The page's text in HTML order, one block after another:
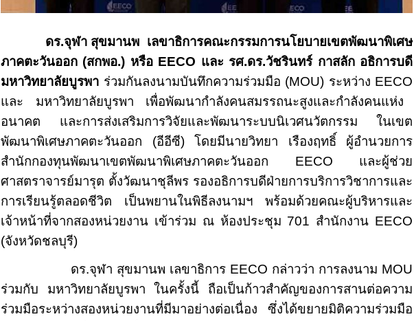
ดร.จุฬา สุขมานพ เลขาธิการคณะกรรมการนโยบายเขตพัฒนาพิเศษ
ภาคตะวันออก (สกพอ.) หรือ EECO และ รศ.ดร.วัชรินทร์ กาสลัก อธิการบดี
มหาวิทยาลัยบูรพา ร่วมกันลงนามบันทึกความร่วมมือ (MOU) ระหว่าง EECO
และ มหาวิทยาลัยบูรพา เพื่อพัฒนากำลังคนสมรรถนะสูงและกำลังคนแห่ง
อนาคต และการส่งเสริมการวิจัยและพัฒนาระบบนิเวศนวัตกรรม ในเขต
พัฒนาพิเศษภาคตะวันออก (อีอีซี) โดยมีนายวิทยา เรืองฤทธิ์ ผู้อำนวยการ
สำนักกองทุนพัฒนาเขตพัฒนาพิเศษภาคตะวันออก EECO และผู้ช่วย
ศาสตราจารย์มารุต ตั้งวัฒนาชุลีพร รองอธิการบดีฝ่ายการบริการวิชาการและ
การเรียนรู้ตลอดชีวิต เป็นพยานในพิธีลงนามฯ พร้อมด้วยคณะผู้บริหารและ
เจ้าหน้าที่จากสองหน่วยงาน เข้าร่วม ณ ห้องประชุม 701 สำนักงาน EECO
(จังหวัดชลบุรี)
ดร.จุฬา สุขมานพ เลขาธิการ EECO กล่าวว่า การลงนาม MOU
ร่วมกับ มหาวิทยาลัยบูรพา ในครั้งนี้ ถือเป็นก้าวสำคัญของการสานต่อความ
ร่วมมือระหว่างสองหน่วยงานที่มีมาอย่างต่อเนื่อง ซึ่งได้ขยายมิติความร่วมมือ